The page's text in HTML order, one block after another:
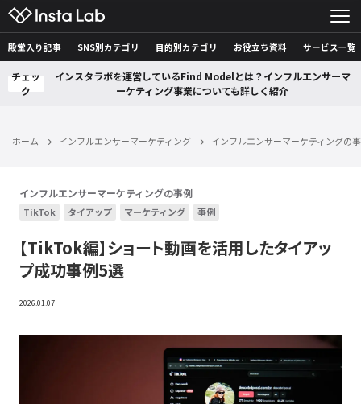
殿堂入り記事 SNS別カテゴリ 目的別カテゴリ お役立ち資料 サービス一覧
チェッ
ク
インスタラボを運営しているFind Modelとは？インフルエンサーマ
ーケティング事業についても詳しく紹介
ホーム インフルエンサーマーケティング インフルエンサーマーケティングの
インフルエンサーマーケティングの事例
TikTok タイアップ マーケティング 事例
【TikTok編】ショート動画を活用したタイアッ
プ成功事例5選
2026.01.07